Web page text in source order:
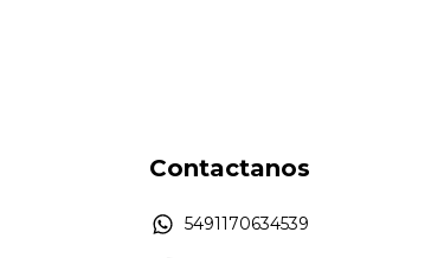
Contactanos
5491170634539